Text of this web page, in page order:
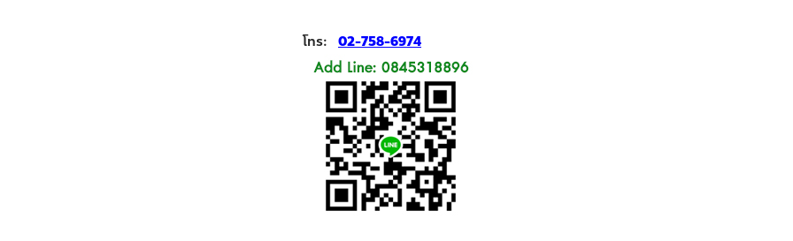
โทร: 02-758-6974